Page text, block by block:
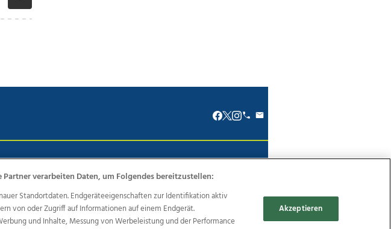
Partner verarbeiten Daten, um Folgendes bereitzustellen:
Standortdaten. Endgeräteeigenschaften zur Identifikation aktiv
von oder Zugriff auf Informationen auf einem Endgerät.
und Inhalte, Messung von Werbeleistung und der Performance
Akzeptieren